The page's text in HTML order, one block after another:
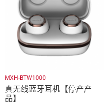
MXH-BTW1000
真无线蓝牙耳机【停产产
品】